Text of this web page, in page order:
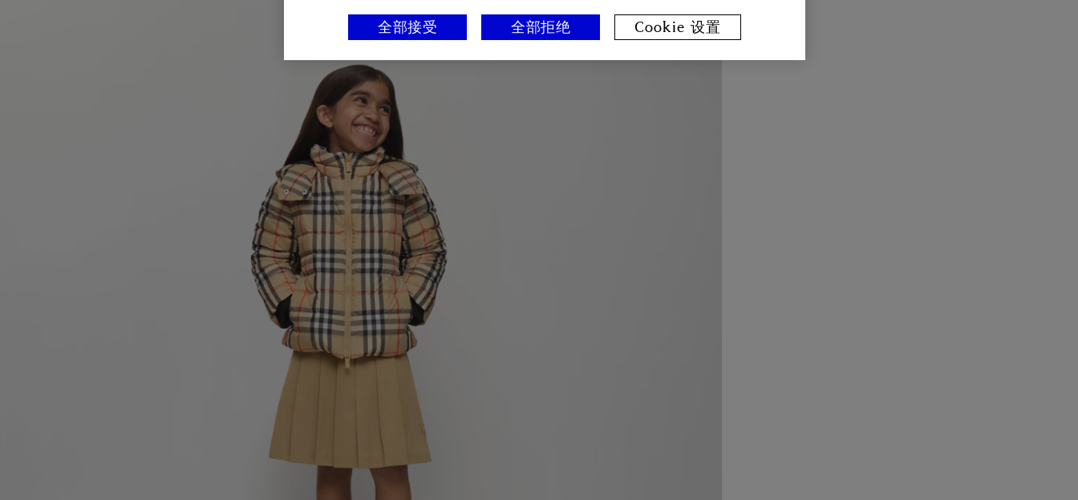
全部拒绝
全部接受 Cookie 设置